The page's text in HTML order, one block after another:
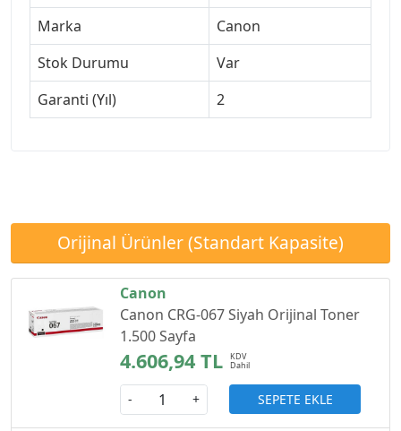
Marka
Canon
Stok Durumu
Var
Garanti (Yıl)
2
Orijinal Ürünler (Standart Kapasite)
Canon
Canon CRG-067 Siyah Orijinal Toner
1.500 Sayfa
4.606,94 TL
- + SEPETE EKLE